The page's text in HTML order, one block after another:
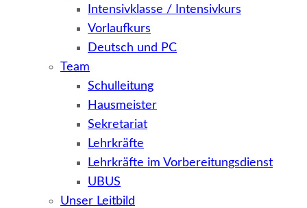
Intensivklasse / Intensivkurs
Vorlaufkurs
Deutsch und PC
Team
Schulleitung
Hausmeister
Sekretariat
Lehrkräfte
Lehrkräfte im Vorbereitungsdienst
UBUS
Unser Leitbild